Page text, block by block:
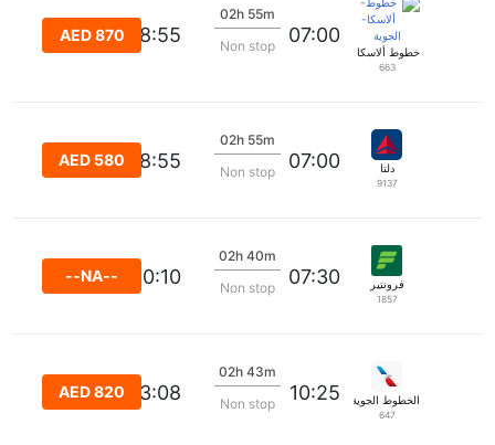
خطوط ألاسكا الجوية
663
07:00
02h 55m
Non stop
08:55
AED 870
دلتا
9137
07:00
02h 55m
Non stop
08:55
AED 580
فرونتير
1857
07:30
02h 40m
Non stop
10:10
--NA--
الخطوط الجوية الأمريكية
647
10:25
02h 43m
Non stop
13:08
AED 820